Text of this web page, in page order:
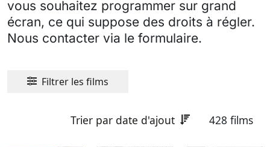
vous souhaitez programmer sur grand
écran, ce qui suppose des droits à régler.
Nous contacter via le formulaire.
Filtrer les films
Trier par date d'ajout 428 films